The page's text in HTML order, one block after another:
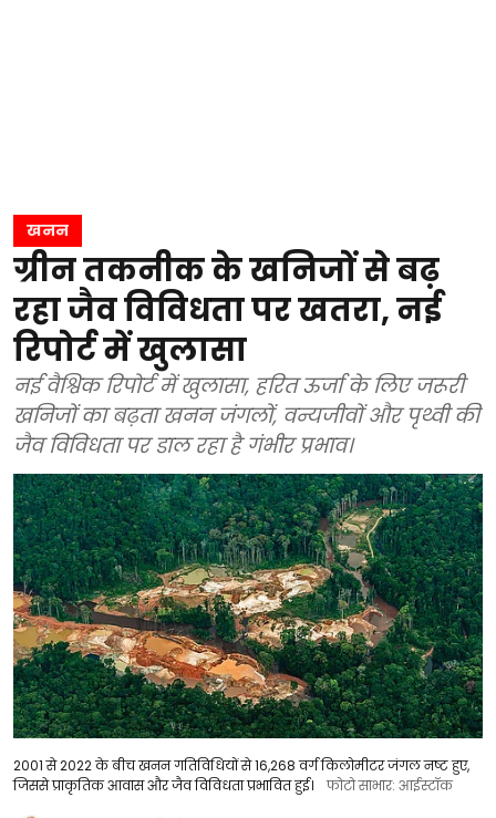
खनन
ग्रीन तकनीक के खनिजों से बढ़
रहा जैव विविधता पर खतरा, नई
रिपोर्ट में खुलासा
नई वैश्विक रिपोर्ट में खुलासा, हरित ऊर्जा के लिए जरूरी
खनिजों का बढ़ता खनन जंगलों, वन्यजीवों और पृथ्वी की
जैव विविधता पर डाल रहा है गंभीर प्रभाव।
2001 से 2022 के बीच खनन गतिविधियों से 16,268 वर्ग किलोमीटर जंगल नष्ट हुए,
जिससे प्राकृतिक आवास और जैव विविधता प्रभावित हुई।
फोटो साभार: आईस्टॉक